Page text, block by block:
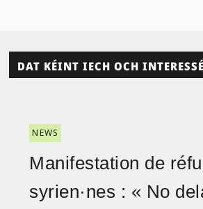
DAT KÉINT IECH OCH
NEWS
Manifestation de
syrien·nes : « No